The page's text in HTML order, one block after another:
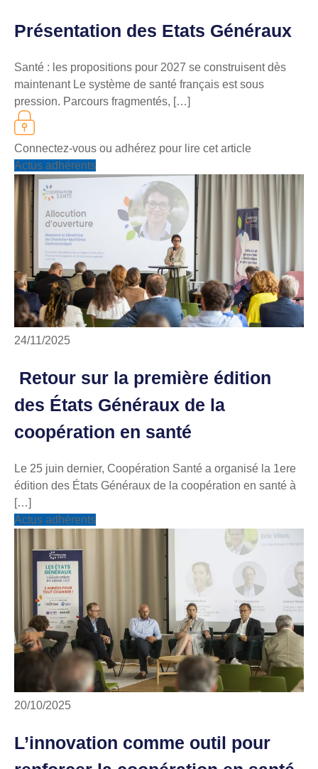
Présentation des Etats Généraux
Santé : les propositions pour 2027 se construisent dès
maintenant Le système de santé français est sous
pression. Parcours fragmentés, […]
Connectez-vous ou adhérez pour lire cet article
Actus adhérents
24/11/2025
Retour sur la première édition
des États Généraux de la
coopération en santé
Le 25 juin dernier, Coopération Santé a organisé la 1ere
édition des États Généraux de la coopération en santé à
[…]
Actus adhérents
20/10/2025
L’innovation comme outil pour